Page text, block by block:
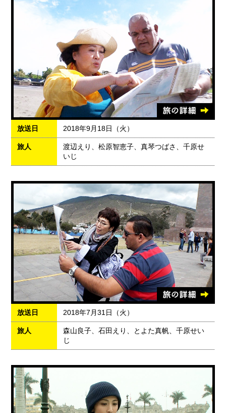
放送日 2018年9月18日（火）
旅人
渡辺えり、松原智恵子、真琴つばさ、千原せ
いじ
放送日 2018年7月31日（火）
旅人
森山良子、石田えり、とよた真帆、千原せい
じ